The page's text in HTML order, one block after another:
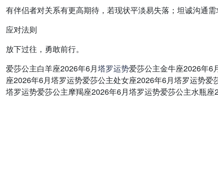
有伴侣者对关系有更高期待，若现状平淡易失落；坦诚沟通
应对法则
放下过往，勇敢前行。
爱莎公主白羊座2026年6月塔罗运势爱莎公主金牛座2026年6
座2026年6月塔罗运势爱莎公主处女座2026年6月塔罗运势
塔罗运势爱莎公主摩羯座2026年6月塔罗运势爱莎公主水瓶